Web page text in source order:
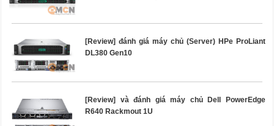
[Review] đánh giá máy chủ (Server) HPe ProLiant
DL380 Gen10
[Review] và đánh giá máy chủ Dell PowerEdge
R640 Rackmout 1U